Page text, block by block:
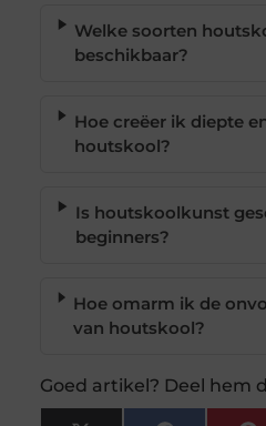
Welke soorten
beschikbaar?
Hoe creëer ik diepte
houtskool?
Is houtskoolkunst
beginners?
Hoe omarm ik de
van houtskool?
Goed artikel? Deel hem